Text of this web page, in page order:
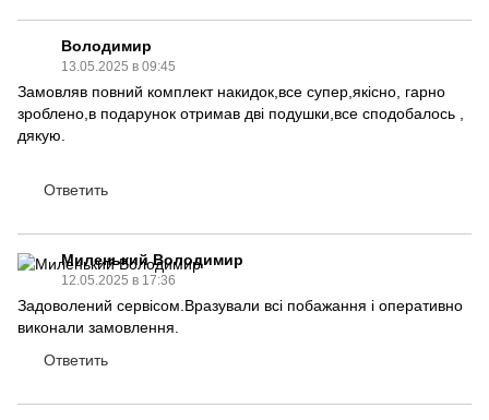
Володимир
13.05.2025 в 09:45
Замовляв повний комплект накидок,все супер,якісно, гарно
зроблено,в подарунок отримав дві подушки,все сподобалось ,
дякую.
Ответить
Миленький Володимир
12.05.2025 в 17:36
Задоволений сервісом.Вразували всі побажання і оперативно
виконали замовлення.
Ответить